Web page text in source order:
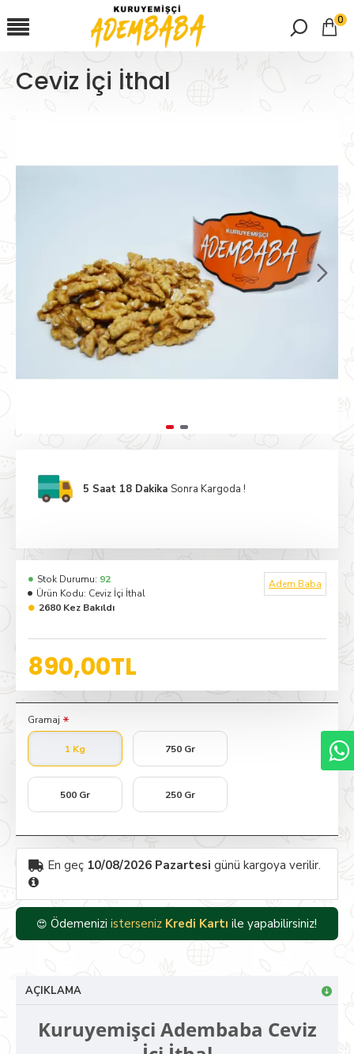
0
Ceviz İçi İthal
5 Saat 18 Dakika Sonra Kargoda !
890,00TL
Stok Durumu: 92
Ürün Kodu: Ceviz İçi İthal
Adem Baba
2680 Kez Bakıldı
Gramaj
1 Kg 750 Gr
500 Gr 250 Gr
En geç 10/08/2026 Pazartesi günü kargoya verilir.
😍 Ödemeniziisterseniz Kredi Kartı ile yapabilirsiniz!
AÇIKLAMA
Kuruyemişci Adembaba Ceviz